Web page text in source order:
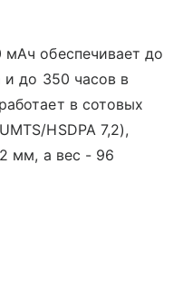
обеспечивает до
и до 350 часов в
в сотовых
HSDPA 7,2),
мм, а вес - 96